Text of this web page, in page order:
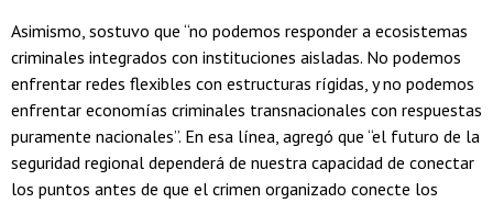
Asimismo, sostuvo que “no podemos responder a ecosistemas
criminales integrados con instituciones aisladas. No podemos
enfrentar redes flexibles con estructuras rígidas, y no podemos
enfrentar economías criminales transnacionales con respuestas
puramente nacionales”. En esa línea, agregó que “el futuro de la
seguridad regional dependerá de nuestra capacidad de conectar
los puntos antes de que el crimen organizado conecte los